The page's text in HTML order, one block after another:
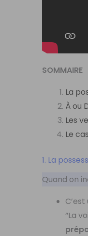
SOMMAIRE
La
À ou
Les
Le
1. La
Quand on
C’est
“La